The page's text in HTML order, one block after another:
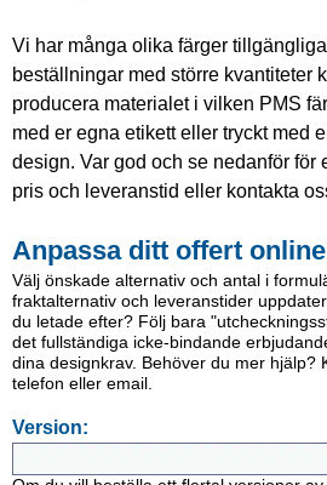
Vi har många olika färger
beställningar med större kvantiteter
producera materialet i vilken PMS
med er egna etikett eller tryckt med
design. Var god och se nedanför för
pris och leveranstid eller kontakta
Anpassa ditt offert
Välj önskade alternativ och antal i
fraktalternativ och leveranstider
du letade efter? Följ bara
det fullständiga icke-bindande
dina designkrav. Behöver du mer hjälp?
telefon eller email.
Version: